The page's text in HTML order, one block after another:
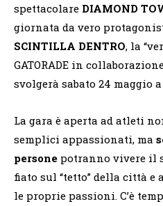
spettacolare DIAMOND
giornata da vero
SCINTILLA DENTRO, la
GATORADE in
svolgerà sabato 24 maggio
La gara è aperta ad atleti
semplici appassionati, ma
persone potranno vivere il
fiato sul “tetto” della città e
le proprie passioni. C’è